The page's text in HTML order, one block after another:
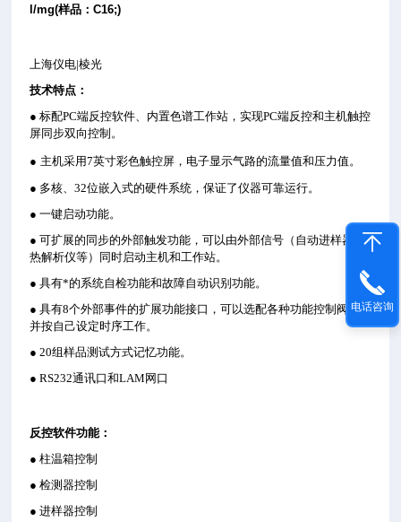
l/mg(样品：C16;)
上海仪电|棱光
技术特点：
● 标配PC端反控软件、内置色谱工作站，实现PC端反控和主机触控
屏同步双向控制。
● 主机采用7英寸彩色触控屏，电子显示气路的流量值和压力值。
● 多核、32位嵌入式的硬件系统，保证了仪器可靠运行。
● 一键启动功能。
● 可扩展的同步的外部触发功能，可以由外部信号（自动进样器、
热解析仪等）同时启动主机和工作站。
● 具有*的系统自检功能和故障自动识别功能。
● 具有8个外部事件的扩展功能接口，可以选配各种功能控制阀，
并按自己设定时序工作。
● 20组样品测试方式记忆功能。
● RS232通讯口和LAM网口
反控软件功能：
● 柱温箱控制
● 检测器控制
● 进样器控制
电话咨询